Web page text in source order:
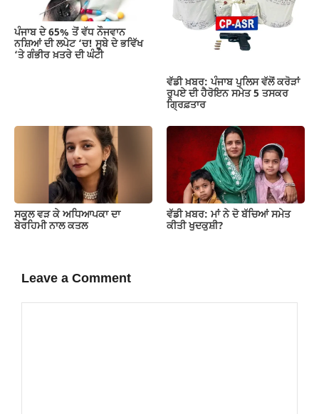
ਪੰਜਾਬ ਦੇ 65% ਤੋਂ ਵੱਧ ਨੌਜਵਾਨ
ਨਸ਼ਿਆਂ ਦੀ ਲਪੇਟ ‘ਚ! ਸੂਬੇ ਦੇ ਭਵਿੱਖ
‘ਤੇ ਗੰਭੀਰ ਖ਼ਤਰੇ ਦੀ ਘੰਟੀ
ਵੱਡੀ ਖ਼ਬਰ: ਪੰਜਾਬ ਪੁਲਿਸ ਵੱਲੋਂ ਕਰੋੜਾਂ
ਰੁਪਏ ਦੀ ਹੈਰੋਇਨ ਸਮੇਤ 5 ਤਸਕਰ
ਗ੍ਰਿਫ਼ਤਾਰ
ਸਕੂਲ ਵੜ ਕੇ ਅਧਿਆਪਕਾ ਦਾ
ਬੇਰਹਿਮੀ ਨਾਲ ਕਤਲ
ਵੱਡੀ ਖ਼ਬਰ: ਮਾਂ ਨੇ ਦੋ ਬੱਚਿਆਂ ਸਮੇਤ
ਕੀਤੀ ਖੁਦਕੁਸ਼ੀ?
Leave a Comment